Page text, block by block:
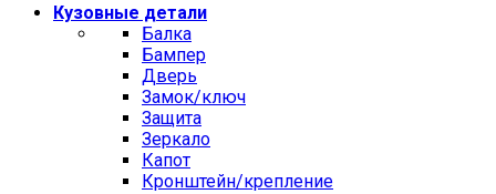
Кузовные детали
Балка
Бампер
Дверь
Замок/ключ
Защита
Зеркало
Капот
Кронштейн/крепление